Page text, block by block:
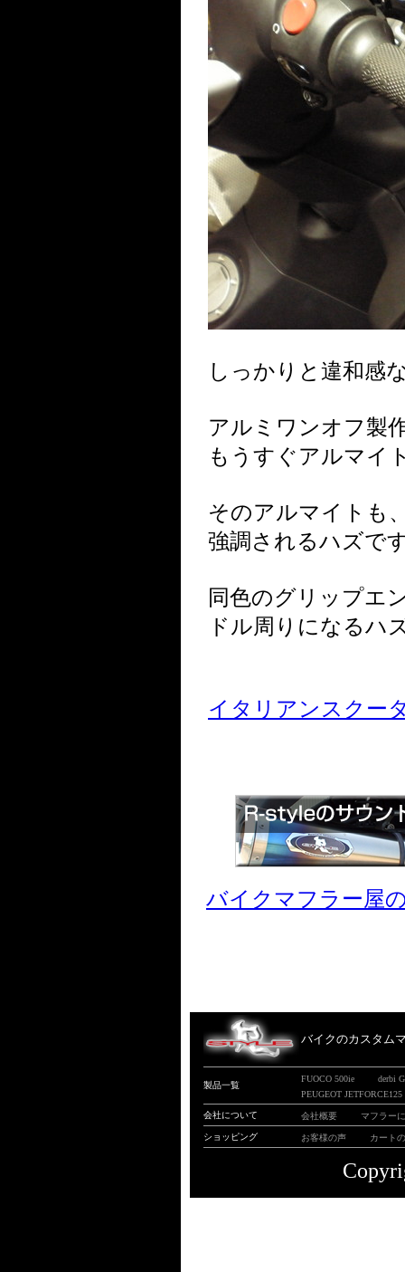
しっかりと違和感
アルミワンオフ製
もうすぐアルマイ
そのアルマイトも
強調されるハズで
同色のグリップエ
ドル周りになるハ
イタリアンスクー
バイクマフラー屋
バイクのカスタム
製品一覧
FUOCO 500ie
derbi
PEUGEOT JETFORCE125
会社について 会社概要 マフラー
ショッピング お客様の声 カート